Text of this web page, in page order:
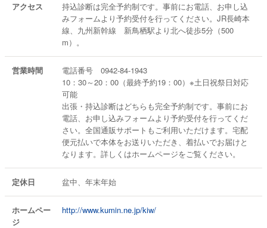
アクセス
持込診断は完全予約制です。事前にお電話、お申し込
みフォームより予約受付を行ってください。JR長崎本
線、九州新幹線 新鳥栖駅より北へ徒歩5分（500
m）。
営業時間
電話番号 0942-84-1943
10：30～20：00（最終予約19：00）※土日祝祭日対応
可能
出張・持込診断はどちらも完全予約制です。事前にお
電話、お申し込みフォームより予約受付を行ってくだ
さい。全国通販サポートもご利用いただけます。宅配
便元払いで本体をお送りいただき、着払いでお届けと
なります。詳しくはホームページをご覧ください。
定休日 盆中、年末年始
ホームペー
ジ
http://www.kumin.ne.jp/kiw/